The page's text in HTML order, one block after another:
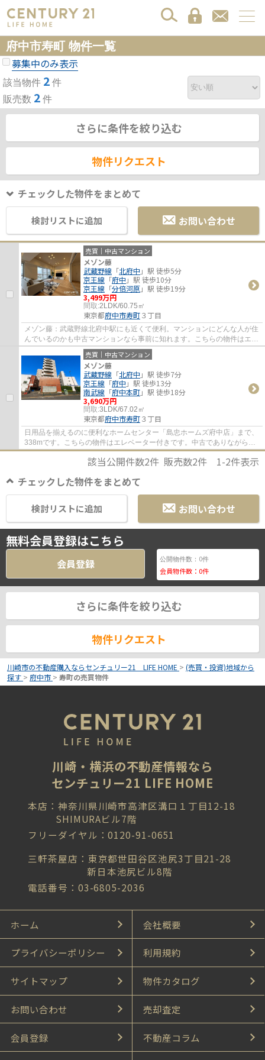
府中市寿町 物件一覧
募集中のみ表示
該当物件 2 件
販売数 2 件
さらに条件を絞り込む
物件リクエスト
チェックした物件をまとめて
検討リストに追加 お問い合わせ
売買｜中古マンション
メゾン藤
武蔵野線 「北府中 」駅 徒歩5分
京王線 「府中 」駅 徒歩10分
京王線 「分倍河原」駅 徒歩19分
3,499万円
間取:2LDK/60.75㎡
東京都府中市寿町３丁目
メゾン藤：武蔵野線北府中駅にも近くて便利。マンションにどんな人が住
んでいるのかも中古マンションなら事前に知れます。こちらの物件はエレ
ベーター付きです。府中市の不動産情報を...
売買｜中古マンション
メゾン藤
武蔵野線 「北府中 」駅 徒歩7分
京王線 「府中 」駅 徒歩13分
南武線 「府中本町」駅 徒歩18分
3,690万円
間取:3LDK/67.02㎡
東京都府中市寿町３丁目
日用品を揃えるのに便利なホームセンター「島忠ホームズ府中店」まで、
338mです。こちらの物件はエレベーター付きです。中古でありながら、
綺麗で機能的な設備のあるマンションです。...
該当公開件数2件 販売数2件 1-2件表示
チェックした物件をまとめて
お問い合わせ
検討リストに追加
無料会員登録はこちら
会員登録 公開物件数： 0件
会員物件数： 0件
さらに条件を絞り込む
物件リクエスト
川崎市の不動産購入ならセンチュリー21 LIFE HOME > (売買・投資)地域から
探す > 府中市 > 寿町の売買物件
川崎・横浜の不動産情報なら
センチュリー21 LIFE HOME
本店：神奈川県川崎市高津区溝口１丁目12-18
SHIMURAビル7階
フリーダイヤル：0120-91-0651
三軒茶屋店：東京都世田谷区池尻3丁目21-28
新日本池尻ビル8階
電話番号：03-6805-2036
ホーム 会社概要
プライバシーポリシー 利用規約
サイトマップ 物件カタログ
お問い合わせ 売却査定
会員登録 不動産コラム